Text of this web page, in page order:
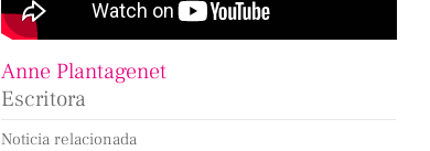
Anne Plantagenet
Escritora
Noticia relacionada